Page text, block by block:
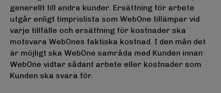
generellt till andra kunder. Ersättning för arbete
utgår enligt timprislista som WebOne tillämpar vid
varje tillfälle och ersättning för kostnader ska
motsvara WebOnes faktiska kostnad. I den mån det
är möjligt ska WebOne samråda med Kunden innan
WebOne vidtar sådant arbete eller kostnader som
Kunden ska svara för.